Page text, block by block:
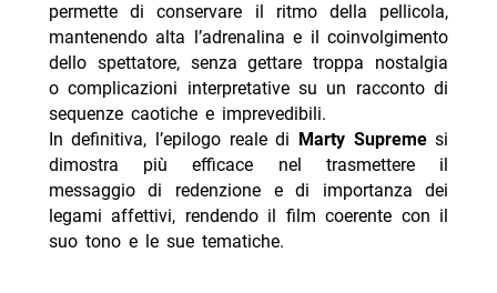
permette di conservare il ritmo della pellicola,
mantenendo alta l’adrenalina e il coinvolgimento
dello spettatore, senza gettare troppa nostalgia
o complicazioni interpretative su un racconto di
sequenze caotiche e imprevedibili.
In definitiva, l’epilogo reale di Marty Supremesi
dimostra più efficace nel trasmettere il
messaggio di redenzione e di importanza dei
legami affettivi, rendendo il film coerente con il
suo tono e le sue tematiche.